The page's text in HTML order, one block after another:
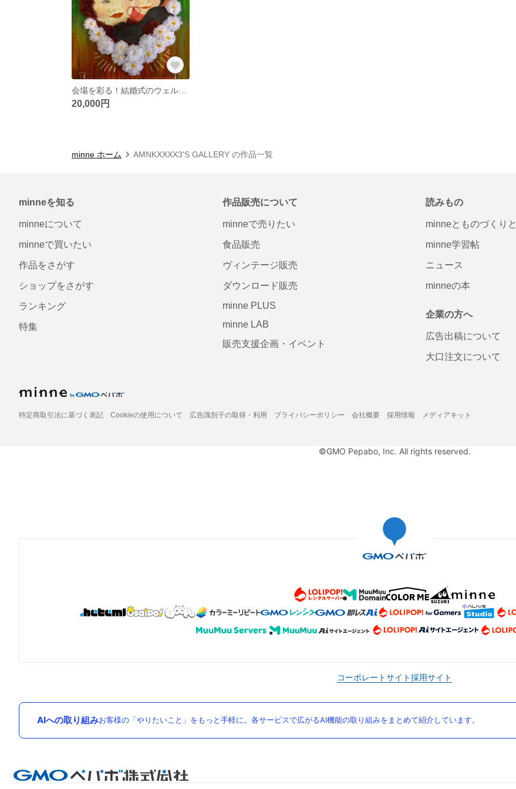
20,000円
minne ホーム AMNKXXXX3'S GALLERY の作品一覧
minneを知る
minneについて
minneで買いたい
作品をさがす
ショップをさがす
ランキング
特集
作品販売について
minneで売りたい
食品販売
ヴィンテージ販売
ダウンロード販売
minne PLUS
minne LAB
販売支援企画・イベント
読みもの
minneとものづくりと
minne学習帖
ニュース
minneの本
企業の方へ
広告出稿について
大口注文について
特定商取引法に基づく表記 Cookieの使用について 広告識別子の取得・利用 プライバシーポリシー 会社概要 採用情報 メディアキット
©GMO Pepabo, Inc. All rights reserved.
コーポレートサイト採用サイト
AIへの取り組みお客様の「やりたいこと」をもっと手軽に。各サービスで広がるAI機能の取り組みをまとめて紹介しています。